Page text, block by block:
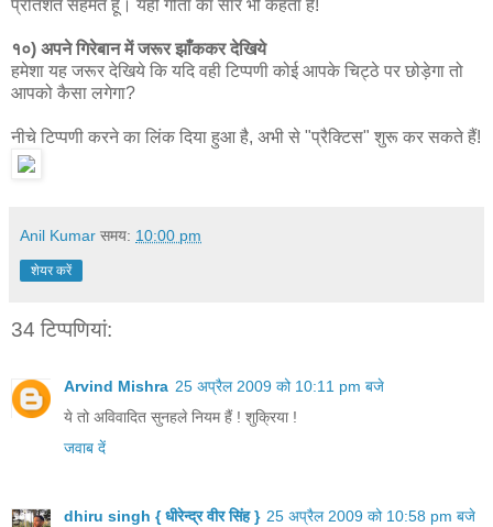
प्रतिशत सहमत हूँ। यही गीता का सार भी कहता है!
१०) अपने गिरेबान में जरूर झाँककर देखिये
हमेशा यह जरूर देखिये कि यदि वही टिप्पणी कोई आपके चिट्ठे पर छोड़ेगा तो
आपको कैसा लगेगा?
नीचे टिप्पणी करने का लिंक दिया हुआ है, अभी से "प्रैक्टिस" शुरू कर सकते हैं!
Anil Kumar समय: 10:00 pm
शेयर करें
34 टिप्‍पणियां:
Arvind Mishra 25 अप्रैल 2009 को 10:11 pm बजे
ये तो अविवादित सुनहले नियम हैं ! शुक्रिया !
जवाब दें
dhiru singh { धीरेन्द्र वीर सिंह } 25 अप्रैल 2009 को 10:58 pm बजे